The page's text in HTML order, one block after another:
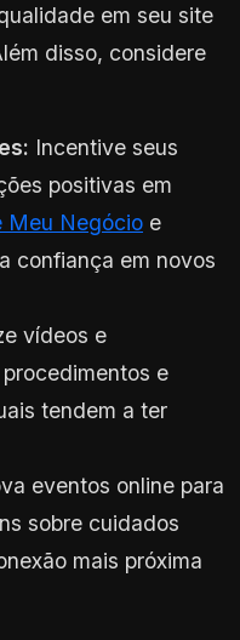
em seu site
disso, considere
Incentive seus
positivas em
Meu Negócio e
confiança em novos
vídeos e
e
tendem a ter
eventos online para
sobre cuidados
mais próxima